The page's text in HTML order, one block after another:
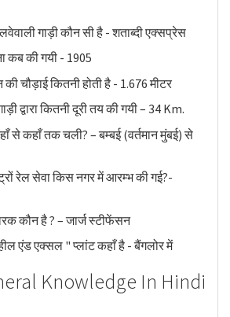
गाड़ी कौन सी है - शताब्दी एक्सप्रेस
कब की गयी - 1905
चौड़ाई कितनी होती है - 1.676 मीटर
द्वारा कितनी दूरी तय की गयी – 34 Km.
से कहाँ तक चली? – बम्बई (वर्तमान मुंबई) से
रेल सेवा किस नगर में आरम्भ की गई?-
कौन है ? – जार्ज स्टीफेंसन
एंड एक्सल " प्लांट कहाँ है - बैंगलोर में
Knowledge In Hindi